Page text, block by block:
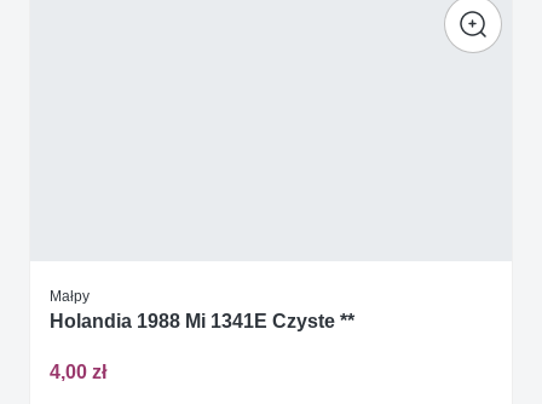
Małpy
Holandia 1988 Mi 1341E Czyste **
4,00 zł